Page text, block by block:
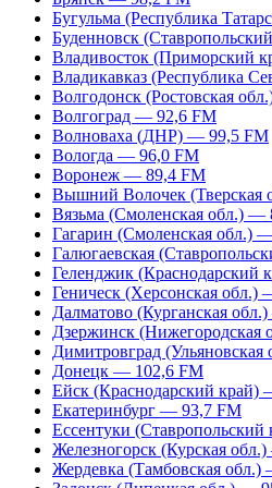
Бугульма (Республика
Буденновск
Владивосток (Приморский
Владикавказ (Республика
Волгодонск (Ростовская
Волгоград — 92,6 FM
Волноваха (ДНР) — 99,5 FM
Вологда — 96,0 FM
Воронеж — 89,4 FM
Вышний Волочек (Тверская
Вязьма (Смоленская обл.) —
Гагарин (Смоленская обл.)
Галюгаевская
Геленджик (Краснодарский
Геническ (Херсонская обл.)
Далматово (Курганская
Дзержинск (Нижегородская
Димитровград
Донецк — 102,6 FM
Ейск (Краснодарский край)
Екатеринбург — 93,7 FM
Ессентуки (Ставропольский
Железногорск (Курская
Жердевка (Тамбовская